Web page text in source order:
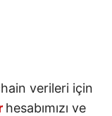
verileri için
hesabımızı ve